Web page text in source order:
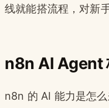
线就能搭流程，对新
n8n AI Agent
n8n 的 AI 能力是怎